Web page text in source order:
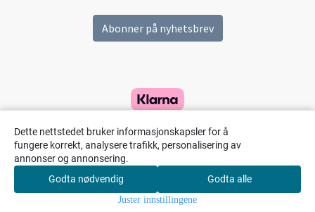
Søk
Abonner på nyhetsbrev
Dette nettstedet bruker informasjonskapsler for å
fungere korrekt, analysere trafikk, personalisering av
annonser og annonsering.
Godta nødvendig
Godta alle
Juster innstillingene